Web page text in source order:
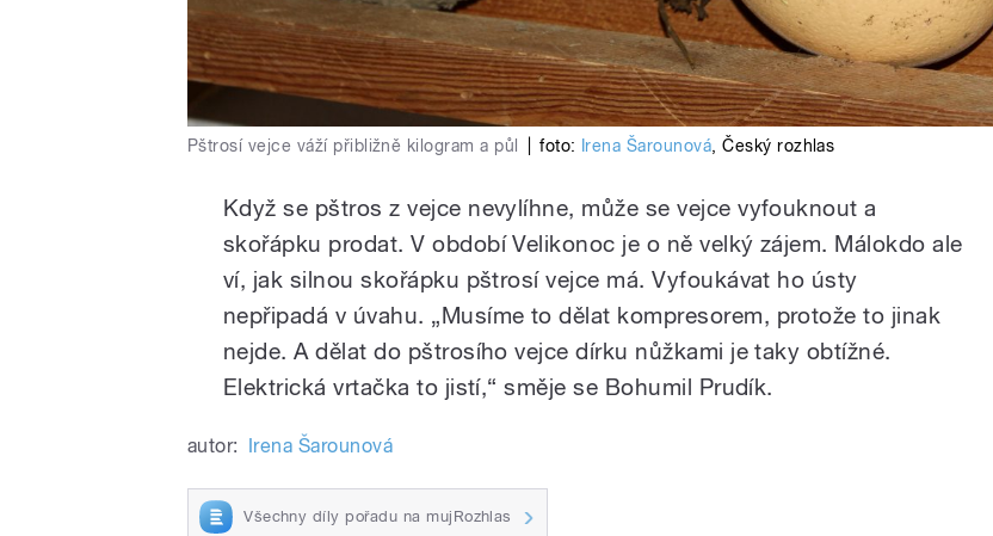
Pštrosí vejce váží přibližně kilogram a půl foto: Irena Šarounová,Český rozhlas
Když se pštros z vejce nevylíhne, může se vejce vyfouknout a
skořápku prodat. V období Velikonoc je o ně velký zájem. Málokdo ale
ví, jak silnou skořápku pštrosí vejce má. Vyfoukávat ho ústy
nepřipadá v úvahu. „Musíme to dělat kompresorem, protože to jinak
nejde. A dělat do pštrosího vejce dírku nůžkami je taky obtížné.
Elektrická vrtačka to jistí,“ směje se Bohumil Prudík.
autor: Irena Šarounová
Všechny díly pořadu na mujRozhlas